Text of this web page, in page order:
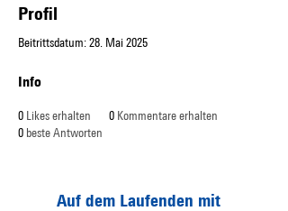
Profil
Beitrittsdatum: 28. Mai 2025
Info
0 Likes erhalten 0 Kommentare erhalten
0 beste Antworten
Auf dem Laufenden mit